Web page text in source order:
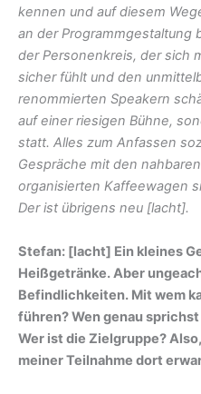
kennen und auf diesem
an der Programmgestaltung
der Personenkreis, der sich
sicher fühlt und den
renommierten Speakern
auf einer riesigen Bühne,
statt. Alles zum Anfassen
Gespräche mit den
organisierten Kaffeewagen
Der ist übrigens neu [lacht].
Stefan: [lacht] Ein kleines
Heißgetränke. Aber
Befindlichkeiten. Mit wem
führen? Wen genau
Wer ist die Zielgruppe?
meiner Teilnahme dort